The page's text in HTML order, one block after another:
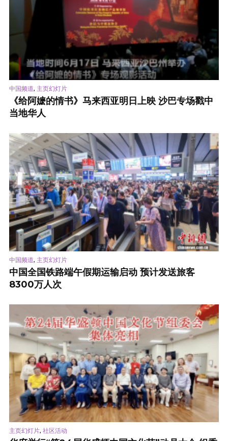
中国频道, 主页幻灯片
《给阿嬷的情书》马来西亚明日上映 沙巴专场戳中
当地华人
中国频道, 主页幻灯片
中国全国铁路端午假期运输启动 预计发送旅客
8300万人次
主页幻灯片, 社区活动